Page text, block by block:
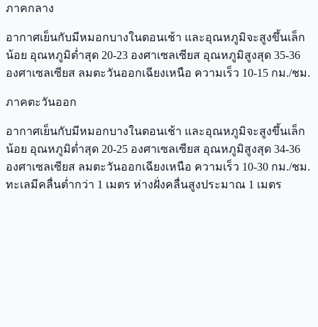
ภาคกลาง
อากาศเย็นกับมีหมอกบางในตอนเช้า และอุณหภูมิจะสูงขึ้นเล็ก
น้อย อุณหภูมิต่ำสุด 20-23 องศาเซลเซียส อุณหภูมิสูงสุด 35-36
องศาเซลเซียส ลมตะวันออกเฉียงเหนือ ความเร็ว 10-15 กม./ชม.
ภาคตะวันออก
อากาศเย็นกับมีหมอกบางในตอนเช้า และอุณหภูมิจะสูงขึ้นเล็ก
น้อย อุณหภูมิต่ำสุด 20-25 องศาเซลเซียส อุณหภูมิสูงสุด 34-36
องศาเซลเซียส ลมตะวันออกเฉียงเหนือ ความเร็ว 10-30 กม./ชม.
ทะเลมีคลื่นต่ำกว่า 1 เมตร ห่างฝั่งคลื่นสูงประมาณ 1 เมตร